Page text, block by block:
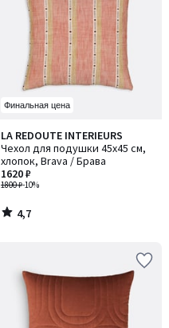
Финальная цена
LA REDOUTE INTERIEURS
Чехол для подушки 45x45 см,
хлопок, Brava / Брава
1800 ₽-10%
1620 ₽
4,7
/ 5
4,7
/